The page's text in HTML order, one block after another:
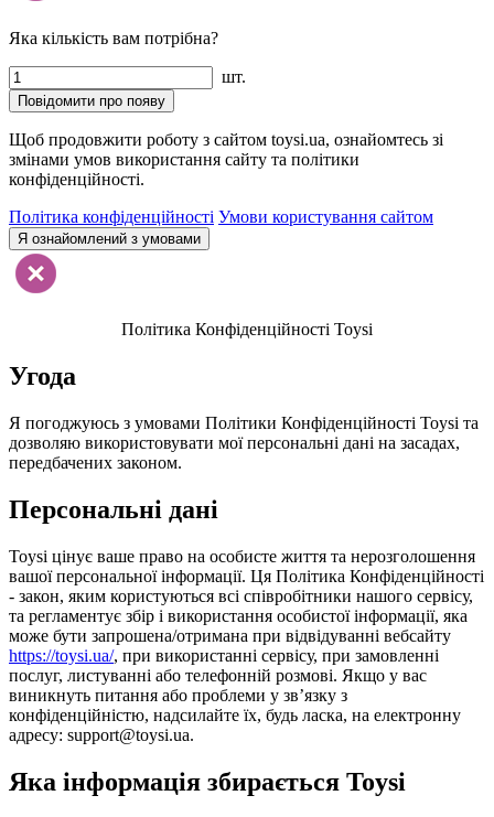
Яка кількість вам потрібна?
шт.
Повідомити про появу
Щоб продовжити роботу з сайтом toysi.ua, ознайомтесь зі
змінами умов використання сайту та політики
конфіденційності.
Політика конфіденційності Умови користування сайтом
Я ознайомлений з умовами
Політика Конфіденційності Toysi
Угода
Я погоджуюсь з умовами Політики Конфіденційності Toysi та
дозволяю використовувати мої персональні дані на засадах,
передбачених законом.
Персональні дані
Toysi цінує ваше право на особисте життя та нерозголошення
вашої персональної інформації. Ця Політика Конфіденційності
- закон, яким користуються всі співробітники нашого сервісу,
та регламентує збір і використання особистої інформації, яка
може бути запрошена/отримана при відвідуванні вебсайту
https://toysi.ua/, при використанні сервісу, при замовленні
послуг, листуванні або телефонній розмові. Якщо у вас
виникнуть питання або проблеми у зв’язку з
конфіденційністю, надсилайте їх, будь ласка, на електронну
адресу: support@toysi.ua.
Яка інформація збирається Toysi